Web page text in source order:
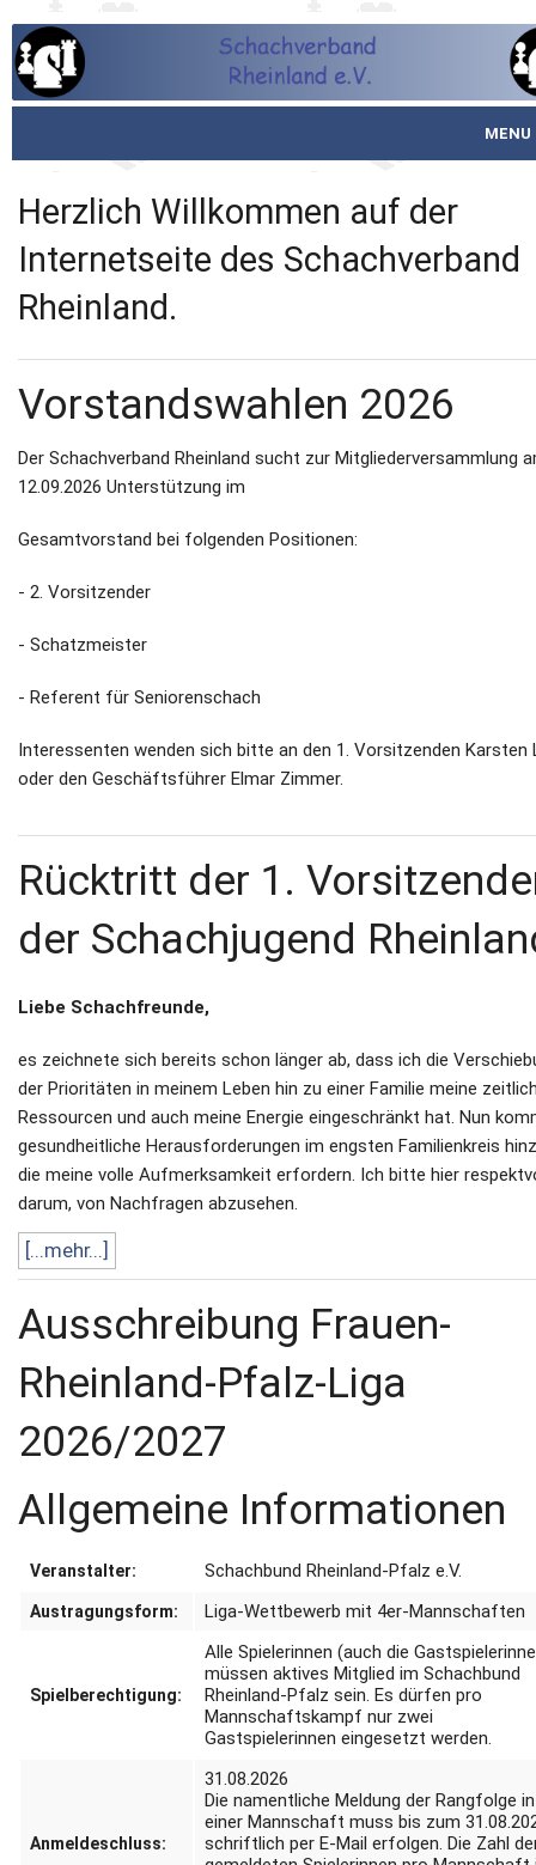
MENU
über den SVR
Spielbetrieb
Schachjugend
Meistertafel
Fotos
Newsletter
Kontakt
Impressum
Datenschutz
Herzlich Willkommen auf der
Internetseite des Schachverband
Rheinland.
Vorstandswahlen 2026
Der Schachverband Rheinland sucht zur Mitgliederversammlung
12.09.2026 Unterstützung im
Gesamtvorstand bei folgenden Positionen:
- 2. Vorsitzender
- Schatzmeister
- Referent für Seniorenschach
Interessenten wenden sich bitte an den 1. Vorsitzenden Karsten
oder den Geschäftsführer Elmar Zimmer.
Rücktritt der 1.
der Schachjugend
Liebe Schachfreunde,
es zeichnete sich bereits schon länger ab, dass ich die
der Prioritäten in meinem Leben hin zu einer Familie meine
Ressourcen und auch meine Energie eingeschränkt hat. Nun
gesundheitliche Herausforderungen im engsten Familienkreis
die meine volle Aufmerksamkeit erfordern. Ich bitte hier
darum, von Nachfragen abzusehen.
[...mehr...]
Ausschreibung Frauen-
Rheinland-Pfalz-Liga
2026/2027
Allgemeine Informationen
Veranstalter: Schachbund Rheinland-Pfalz e.V.
Austragungsform: Liga-Wettbewerb mit 4er-Mannschaften
Spielberechtigung:
Alle Spielerinnen (auch die
müssen aktives Mitglied im Schachbund
Rheinland-Pfalz sein. Es dürfen pro
Mannschaftskampf nur zwei
Gastspielerinnen eingesetzt werden.
Anmeldeschluss:
31.08.2026
Die namentliche Meldung der Rangfolge in
einer Mannschaft muss bis zum
schriftlich per E-Mail erfolgen. Die Zahl